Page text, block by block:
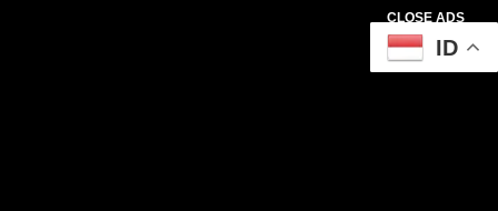
CLOSE ADS
ID